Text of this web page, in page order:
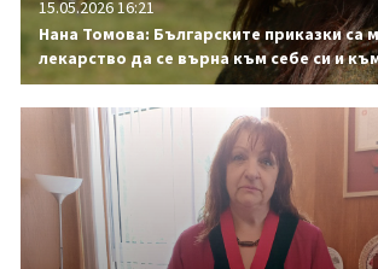
15.05.2026 16:21
Нана Томова: Българските приказки са
лекарство да се върна към себе си и